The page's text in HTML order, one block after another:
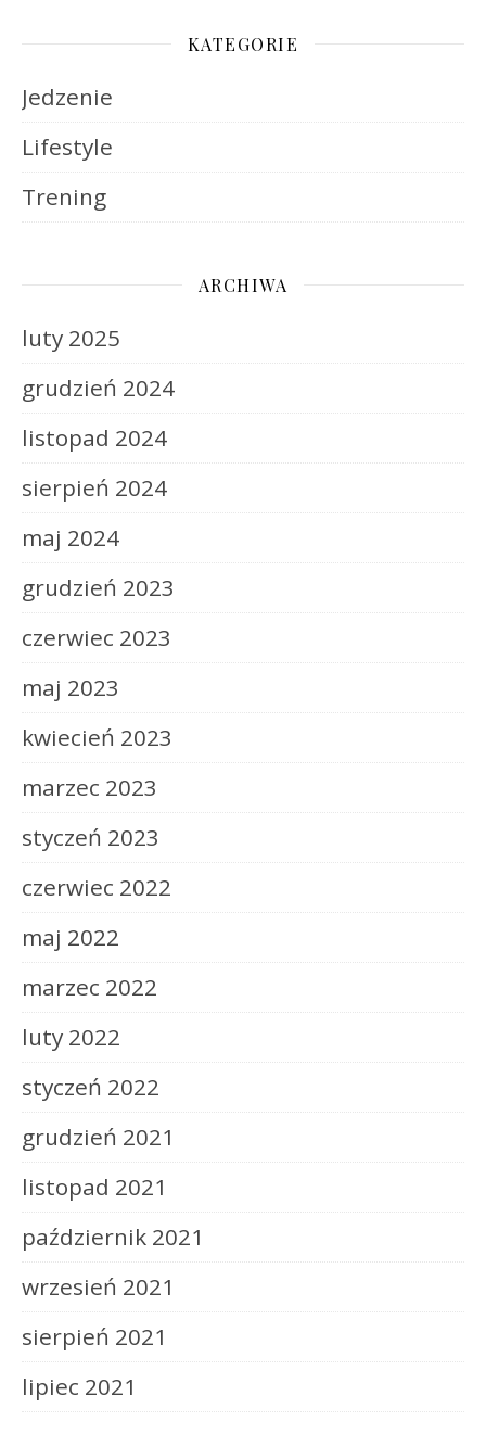
KATEGORIE
Jedzenie
Lifestyle
Trening
ARCHIWA
luty 2025
grudzień 2024
listopad 2024
sierpień 2024
maj 2024
grudzień 2023
czerwiec 2023
maj 2023
kwiecień 2023
marzec 2023
styczeń 2023
czerwiec 2022
maj 2022
marzec 2022
luty 2022
styczeń 2022
grudzień 2021
listopad 2021
październik 2021
wrzesień 2021
sierpień 2021
lipiec 2021